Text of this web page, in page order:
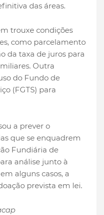
das áreas.
trouxe condições
como parcelamento
da taxa de juros para
Outra
do Fundo de
(FGTS) para
a prever o
que se enquadrem
Fundiária de
análise junto à
alguns casos, a
prevista em lei.